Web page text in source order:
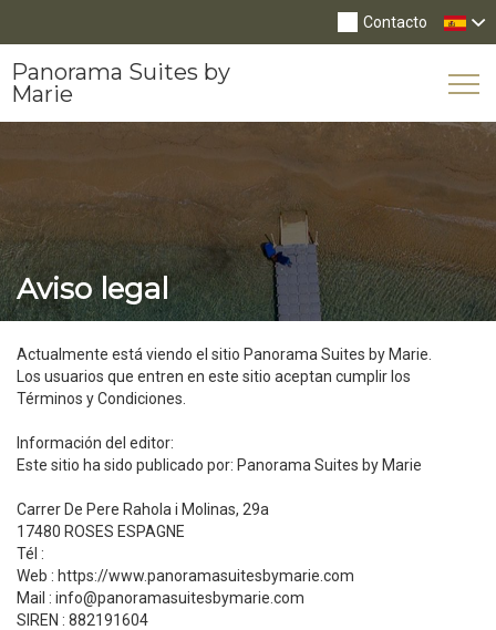
Contacto
Panorama Suites by
Marie
Aviso legal
Actualmente está viendo el sitio Panorama Suites by Marie.
Los usuarios que entren en este sitio aceptan cumplir los
Términos y Condiciones.
Información del editor:
Este sitio ha sido publicado por: Panorama Suites by Marie
Carrer De Pere Rahola i Molinas, 29a
17480 ROSES ESPAGNE
Tél :
Web : https://www.panoramasuitesbymarie.com
Mail : info@panoramasuitesbymarie.com
SIREN : 882191604